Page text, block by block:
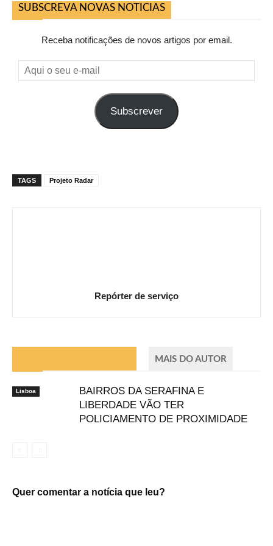
SUBSCREVA NOVAS NOTICIAS
Receba notificações de novos artigos por email.
Aqui
o
Subscrever
TAGS Projeto Radar
Repórter de serviço
MAIS DO AUTOR
Lisboa
BAIRROS DA SERAFINA E
LIBERDADE VÃO TER
POLICIAMENTO DE PROXIMIDADE
Quer comentar a notícia que leu?